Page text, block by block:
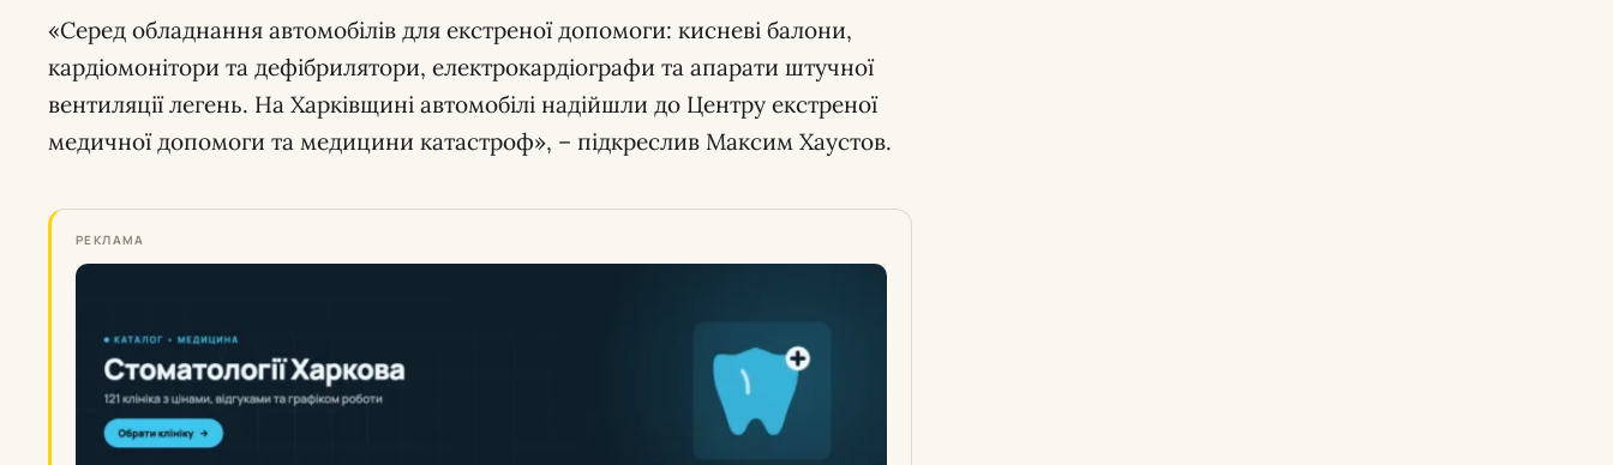
«Серед обладнання автомобілів для екстреної допомоги: кисневі балони,
кардіомонітори та дефібрилятори, електрокардіографи та апарати штучної
вентиляції легень. На Харківщині автомобілі надійшли до Центру екстреної
медичної допомоги та медицини катастроф», – підкреслив Максим Хаустов.
РЕКЛАМА